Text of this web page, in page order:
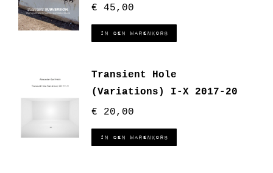
€ 45,00
In den Warenkorb
Transient Hole
(Variations) I-X 2017-20
€ 20,00
In den Warenkorb